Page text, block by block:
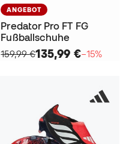
ANGEBOT
Predator Pro FT FG
Fußballschuhe
159,99 €135,99 €−15%